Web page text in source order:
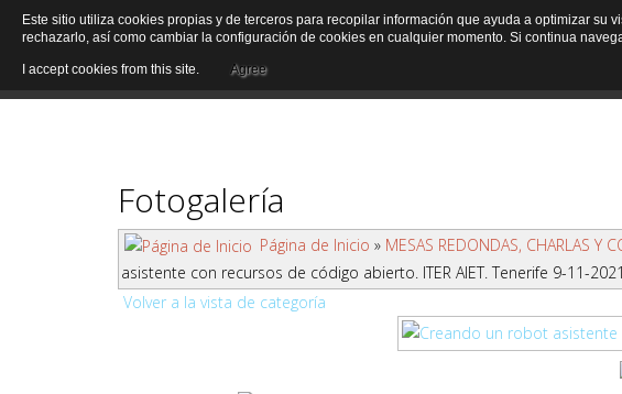
Inicio
Fotogalería
Página de Inicio » MESAS REDONDAS, CHARLAS Y
asistente con recursos de código abierto. ITER AIET. Tenerife 9-11-
Volver a la vista de categoría
Este sitio utiliza cookies propias y de terceros para recopilar información que ayuda a optimizar
rechazarlo, así como cambiar la configuración de cookies en cualquier momento. Si continua
I accept cookies from this site. Agree